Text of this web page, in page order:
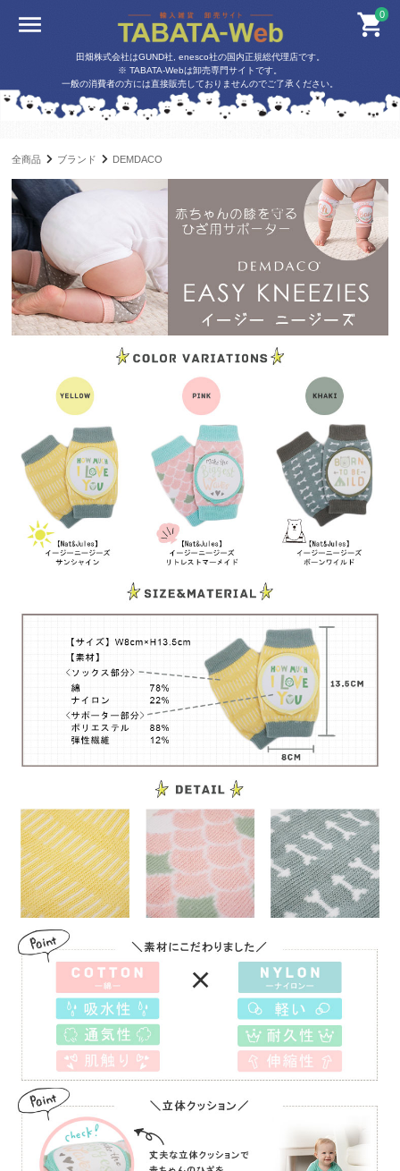
0
田畑株式会社はGUND社, enesco社の国内正規総代理店です。
※ TABATA-Webは卸売専門サイトです。
一般の消費者の方には直接販売しておりませんのでご了承ください。
全商品 ブランド DEMDACO